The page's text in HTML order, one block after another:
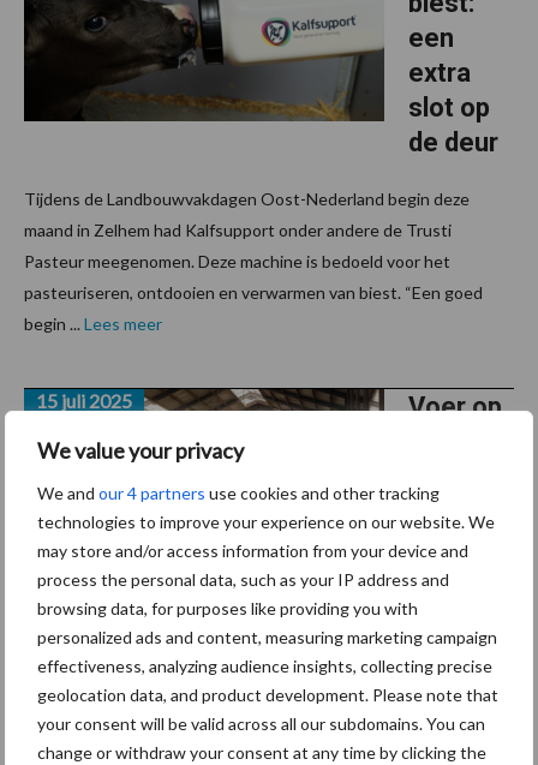
We value your privacy
We and our 4 partners use cookies and other tracking
technologies to improve your experience on our website. We
may store and/or access information from your device and
process the personal data, such as your IP address and
browsing data, for purposes like providing you with
personalized ads and content, measuring marketing campaign
effectiveness, analyzing audience insights, collecting precise
geolocation data, and product development. Please note that
your consent will be valid across all our subdomains. You can
change or withdraw your consent at any time by clicking the
een
extra
slot op
de deur
Tijdens de Landbouwvakdagen Oost-Nederland begin deze
maand in Zelhem had Kalfsupport onder andere de Trusti
Pasteur meegenomen. Deze machine is bedoeld voor het
pasteuriseren, ontdooien en verwarmen van biest. “Een goed
begin ... Lees meer
Voer op
2,7 kilo
melk
extra
per koe,
elke dag
15 juli 2025
Een koe heeft in elke fase van haar lactatie andere
ondersteuning nodig — dus waarom zouden we ze allemaal